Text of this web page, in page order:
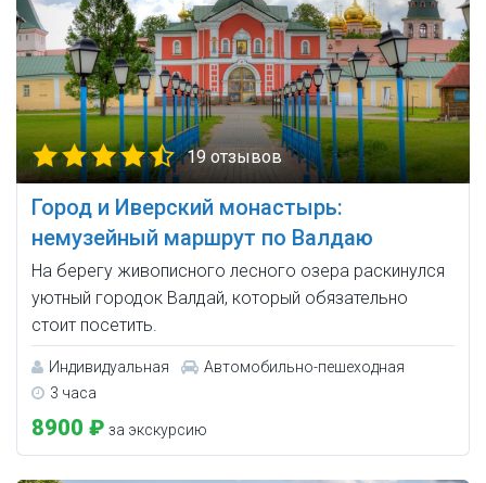
19 отзывов
Город и Иверский монастырь:
немузейный маршрут по Валдаю
На берегу живописного лесного озера раскинулся
уютный городок Валдай, который обязательно
стоит посетить.
Индивидуальная
Автомобильно-пешеходная
3 часа
8900 ₽ за экскурсию